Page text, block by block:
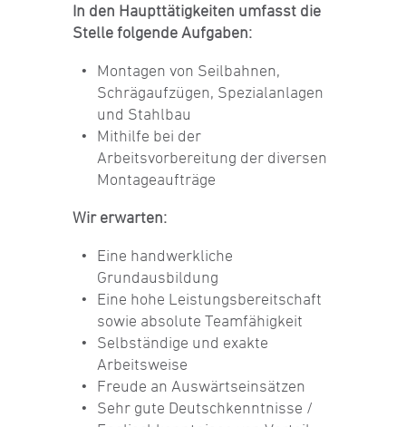
In den Haupttätigkeiten umfasst die
Stelle folgende Aufgaben:
Montagen von Seilbahnen,
Schrägaufzügen, Spezialanlagen
und Stahlbau
Mithilfe bei der
Arbeitsvorbereitung der diversen
Montageaufträge
Wir erwarten:
Eine handwerkliche
Grundausbildung
Eine hohe Leistungsbereitschaft
sowie absolute Teamfähigkeit
Selbständige und exakte
Arbeitsweise
Freude an Auswärtseinsätzen
Sehr gute Deutschkenntnisse /